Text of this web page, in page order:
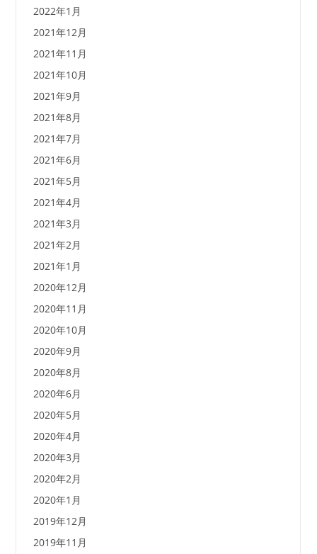
2022年1月
2021年12月
2021年11月
2021年10月
2021年9月
2021年8月
2021年7月
2021年6月
2021年5月
2021年4月
2021年3月
2021年2月
2021年1月
2020年12月
2020年11月
2020年10月
2020年9月
2020年8月
2020年6月
2020年5月
2020年4月
2020年3月
2020年2月
2020年1月
2019年12月
2019年11月